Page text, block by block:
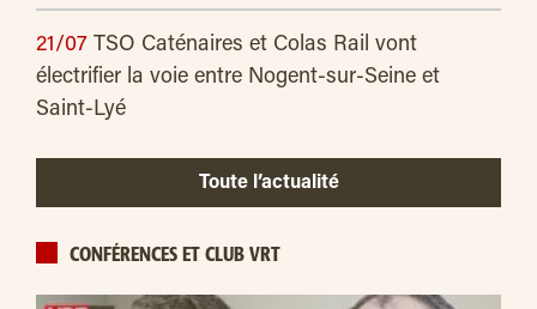
21/07 TSO Caténaires et Colas Rail vont
électrifier la voie entre Nogent-sur-Seine et
Saint-Lyé
Toute l’actualité
CONFÉRENCES ET CLUB VRT